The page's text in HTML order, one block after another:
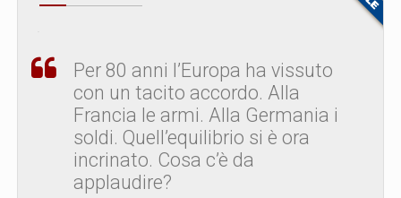
Per 80 anni l’Europa ha vissuto
con un tacito accordo. Alla
Francia le armi. Alla Germania i
soldi. Quell’equilibrio si è ora
incrinato. Cosa c’è da
applaudire?